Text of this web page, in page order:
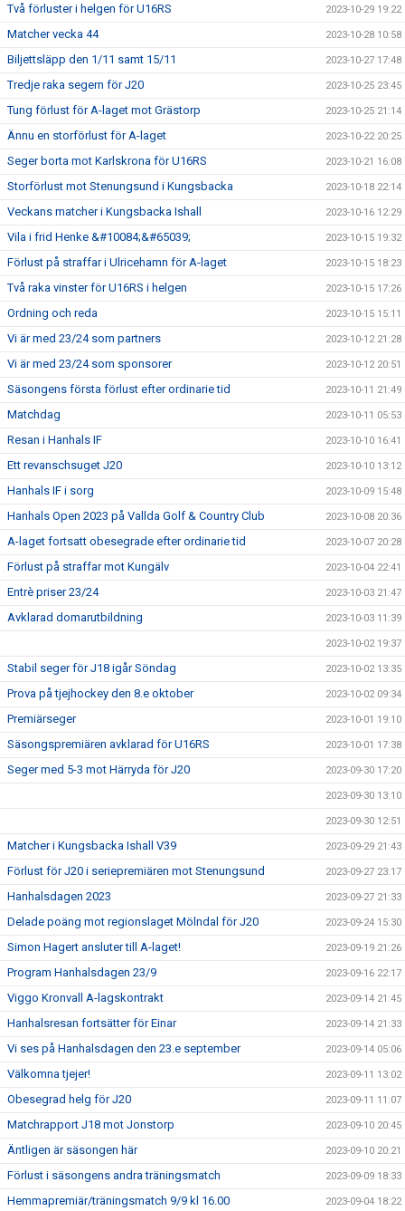
Två förluster i helgen för U16RS 2023-10-29 19:22
Matcher vecka 44 2023-10-28 10:58
Biljettsläpp den 1/11 samt 15/11 2023-10-27 17:48
Tredje raka segern för J20 2023-10-25 23:45
Tung förlust för A-laget mot Grästorp 2023-10-25 21:14
Ännu en storförlust för A-laget 2023-10-22 20:25
Seger borta mot Karlskrona för U16RS 2023-10-21 16:08
Storförlust mot Stenungsund i Kungsbacka 2023-10-18 22:14
Veckans matcher i Kungsbacka Ishall 2023-10-16 12:29
Vila i frid Henke &#10084;&#65039; 2023-10-15 19:32
Förlust på straffar i Ulricehamn för A-laget 2023-10-15 18:23
Två raka vinster för U16RS i helgen 2023-10-15 17:26
Ordning och reda 2023-10-15 15:11
Vi är med 23/24 som partners 2023-10-12 21:28
Vi är med 23/24 som sponsorer 2023-10-12 20:51
Säsongens första förlust efter ordinarie tid 2023-10-11 21:49
Matchdag 2023-10-11 05:53
Resan i Hanhals IF 2023-10-10 16:41
Ett revanschsuget J20 2023-10-10 13:12
Hanhals IF i sorg 2023-10-09 15:48
Hanhals Open 2023 på Vallda Golf & Country Club 2023-10-08 20:36
A-laget fortsatt obesegrade efter ordinarie tid 2023-10-07 20:28
Förlust på straffar mot Kungälv 2023-10-04 22:41
Entrè priser 23/24 2023-10-03 21:47
Avklarad domarutbildning 2023-10-03 11:39
2023-10-02 19:37
Stabil seger för J18 igår Söndag 2023-10-02 13:35
Prova på tjejhockey den 8.e oktober 2023-10-02 09:34
Premiärseger 2023-10-01 19:10
Säsongspremiären avklarad för U16RS 2023-10-01 17:38
Seger med 5-3 mot Härryda för J20 2023-09-30 17:20
2023-09-30 13:10
2023-09-30 12:51
Matcher i Kungsbacka Ishall V39 2023-09-29 21:43
Förlust för J20 i seriepremiären mot Stenungsund 2023-09-27 23:17
Hanhalsdagen 2023 2023-09-27 21:33
Delade poäng mot regionslaget Mölndal för J20 2023-09-24 15:30
Simon Hagert ansluter till A-laget! 2023-09-19 21:26
Program Hanhalsdagen 23/9 2023-09-16 22:17
Viggo Kronvall A-lagskontrakt 2023-09-14 21:45
Hanhalsresan fortsätter för Einar 2023-09-14 21:33
Vi ses på Hanhalsdagen den 23.e september 2023-09-14 05:06
Välkomna tjejer! 2023-09-11 13:02
Obesegrad helg för J20 2023-09-11 11:07
Matchrapport J18 mot Jonstorp 2023-09-10 20:45
Äntligen är säsongen här 2023-09-10 20:21
Förlust i säsongens andra träningsmatch 2023-09-09 18:33
Hemmapremiär/träningsmatch 9/9 kl 16.00 2023-09-04 18:22